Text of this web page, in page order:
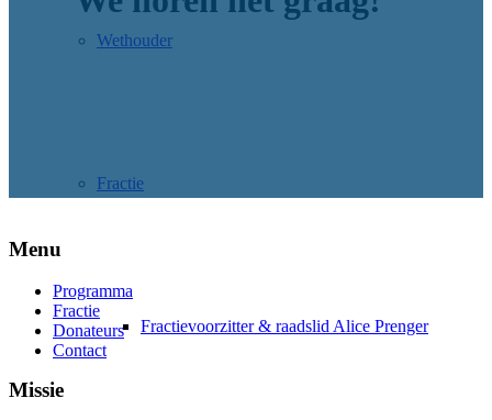
Wethouder
Fractie
Fractievoorzitter & raadslid Alice Prenger
Menu
Programma
Fractie
Donateurs
Contact
Missie